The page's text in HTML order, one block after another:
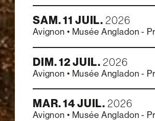
SAM.11 JUIL. 2026
Avignon • Musée Angladon -
DIM.12JUIL. 2026
Avignon • Musée Angladon -
MAR.14JUIL. 2026
Avignon • Musée Angladon -